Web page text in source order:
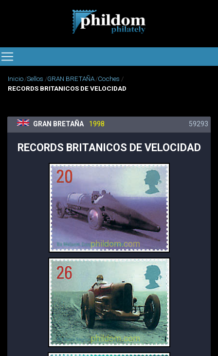
Inicio Sellos GRAN BRETAÑA Coches
RECORDS BRITANICOS DE VELOCIDAD
GRAN BRETAÑA 1998 59293
RECORDS BRITANICOS DE VELOCIDAD